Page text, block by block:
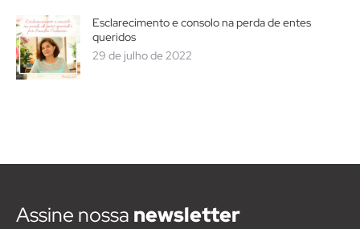
Esclarecimento e consolo na perda de entes
queridos
29 de julho de 2022
Assine nossa newsletter